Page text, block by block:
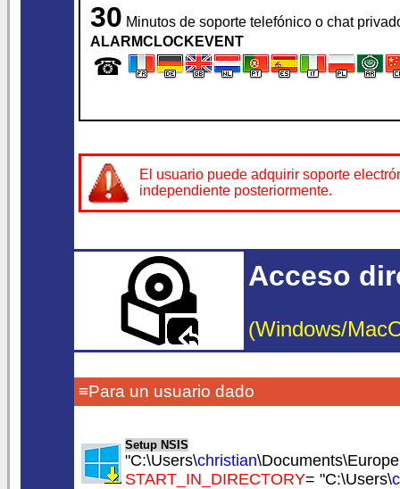
30 Minutos de soporte telefónico o chat
ALARMCLOCKEVENT
☎
El usuario puede adquirir soporte
independiente posteriormente.
Acceso
(Windows/
≡Para un usuario dado
Setup NSIS
"C:\Users\christian
START_IN_DIRECTORY= "C:\Users\